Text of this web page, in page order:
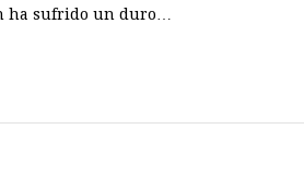
ha sufrido un duro…